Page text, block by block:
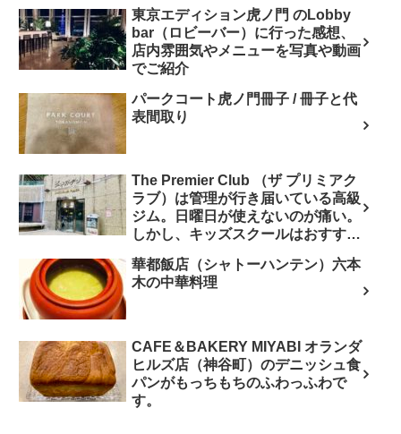
東京エディション虎ノ門 のLobby
bar（ロビーバー）に行った感想、
店内雰囲気やメニューを写真や動画
でご紹介
パークコート虎ノ門冊子 / 冊子と代
表間取り
The Premier Club （ザ プリミアク
ラブ）は管理が行き届いている高級
ジム。日曜日が使えないのが痛い。
しかし、キッズスクールはおすす
華都飯店（シャトーハンテン）六本
木の中華料理
CAFE＆BAKERY MIYABI オランダ
ヒルズ店（神谷町）のデニッシュ食
パンがもっちもちのふわっふわで
す。